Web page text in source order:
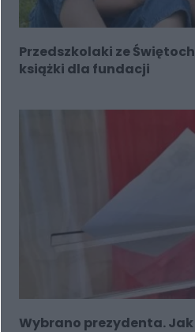
Przedszkolaki ze
książki dla fundacji
Wybrano prezydenta. Jak